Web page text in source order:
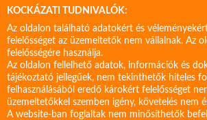
KOCKÁZATI TUDNIVALÓK:
Az oldalon található adatokért és
felelősséget az üzemeltetők nem vállalnak. Az
felelősségére használja.
Az oldalon fellelhető adatok, információk és
tájékoztató jellegűek, nem tekinthetők hiteles
felhasználásából eredő károkért felelősséget
üzemeltetőkkel szemben igény, követelés nem
A website-ban foglaltak nem minősíthetők